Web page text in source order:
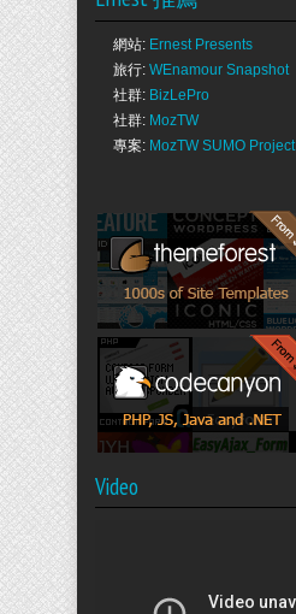
網站: Ernest Presents
旅行: WEnamour Snapshot
社群: BizLePro
社群: MozTW
專案: MozTW SUMO Project
Video